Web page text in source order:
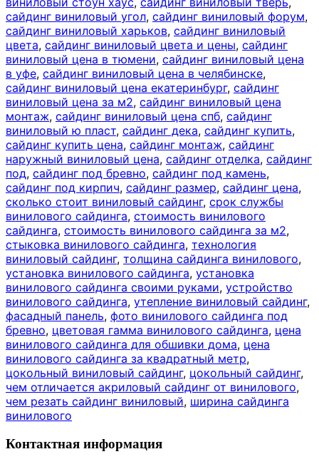
сайдинг виниловый угол, сайдинг виниловый форум,
сайдинг виниловый харьков, сайдинг виниловый
цвета, сайдинг виниловый цвета и цены, сайдинг
виниловый цена в тюмени, сайдинг виниловый цена
в уфе, сайдинг виниловый цена в челябинске,
сайдинг виниловый цена екатеринбург, сайдинг
виниловый цена за м2, сайдинг виниловый цена
монтаж, сайдинг виниловый цена спб, сайдинг
виниловый ю пласт, сайдинг дека, сайдинг купить,
сайдинг купить цена, сайдинг монтаж, сайдинг
наружный виниловый цена, сайдинг отделка, сайдинг
под, сайдинг под бревно, сайдинг под камень,
сайдинг под кирпич, сайдинг размер, сайдинг цена,
сколько стоит виниловый сайдинг, срок службы
винилового сайдинга, стоимость винилового
сайдинга, стоимость винилового сайдинга за м2,
стыковка винилового сайдинга, технология
виниловый сайдинг, толщина сайдинга винилового,
установка винилового сайдинга, установка
винилового сайдинга своими руками, устройство
винилового сайдинга, утепление виниловый сайдинг,
фасадный панель, фото винилового сайдинга под
бревно, цветовая гамма винилового сайдинга, цена
винилового сайдинга для обшивки дома, цена
винилового сайдинга за квадратный метр,
цокольный виниловый сайдинг, цокольный сайдинг,
чем отличается акриловый сайдинг от винилового,
чем резать сайдинг виниловый, ширина сайдинга
винилового
Контактная информация